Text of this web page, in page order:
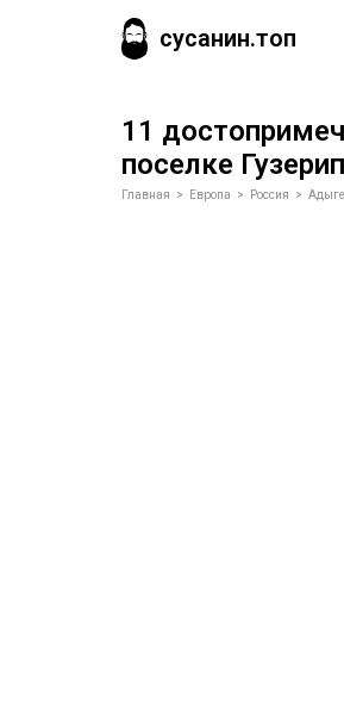
сусанин.топ
11
поселке
Главная > Европа > Россия >